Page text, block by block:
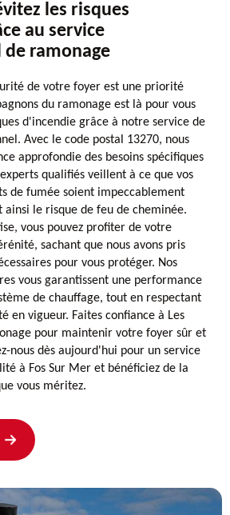
les risques
au service
ramonage
de votre foyer est une priorité
du ramonage est là pour vous
d'incendie grâce à notre service de
Avec le code postal 13270, nous
approfondie des besoins spécifiques
qualifiés veillent à ce que vos
de fumée soient impeccablement
ainsi le risque de feu de cheminée.
vous pouvez profiter de votre
sachant que nous avons pris
pour vous protéger. Nos
vous garantissent une performance
de chauffage, tout en respectant
en vigueur. Faites confiance à Les
pour maintenir votre foyer sûr et
nous dès aujourd'hui pour un service
à Fos Sur Mer et bénéficiez de la
vous méritez.